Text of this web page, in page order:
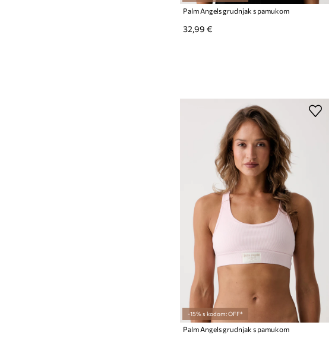
Palm Angels grudnjak s pamukom
32,99 €
-15% s kodom: OFF*
Palm Angels grudnjak s pamukom